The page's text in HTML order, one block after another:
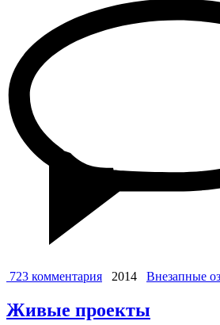
723 комментария 2014 Внезапные
Живые проекты